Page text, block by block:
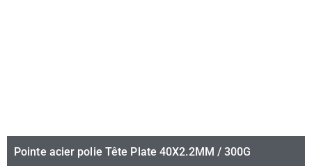
Pointe acier polie Tête Plate 40X2.2MM / 300G